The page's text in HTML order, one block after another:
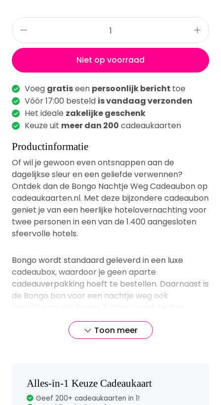
Niet op voorraad
Voeg gratiseen persoonlijk bericht toe
Vóór 17:00 besteld is vandaag verzonden
Het ideale zakelijke geschenk
Keuze uit meer dan 200 cadeaukaarten
Productinformatie
Of wil je gewoon even ontsnappen aan de
dagelijkse sleur en een geliefde verwennen?
Ontdek dan de Bongo Nachtje Weg Cadeaubon op
cadeaukaarten.nl. Met deze bijzondere cadeaubon
geniet je van een heerlijke hotelovernachting voor
twee personen in een van de 1.400 aangesloten
sfeervolle hotels.
Bongo wordt standaard geleverd in een luxe
cadeaubox, waardoor je geen aparte
cadeauverpakking hoeft te bestellen. Daarnaast is
de Bongo bon voor een nachtje weg ook
Deze cadeaubon is online te besteden en is geldig
Vragen en antwoorden
over de Bongo | Luxe
Toon meer
Alles-in-1 Keuze Cadeaukaart
Geef 200+ cadeaukaarten in 1!